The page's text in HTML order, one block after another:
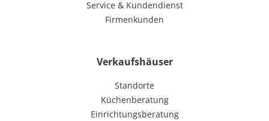
Service & Kundendienst
Firmenkunden
Verkaufshäuser
Standorte
Küchenberatung
Einrichtungsberatung